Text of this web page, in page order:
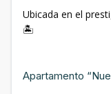
Ubicada en el
🏝️
Apartamento